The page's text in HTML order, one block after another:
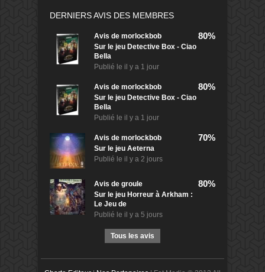
DERNIERS AVIS DES MEMBRES
Avis de morlockbob
Sur le jeu Detective Box - Ciao
Bella
Publié le il y a 1 jour
80%
Avis de morlockbob
Sur le jeu Detective Box - Ciao
Bella
Publié le il y a 1 jour
80%
Avis de morlockbob
Sur le jeu Aeterna
Publié le il y a 2 jours
70%
Avis de groule
Sur le jeu Horreur à Arkham :
Le Jeu de
Publié le il y a 5 jours
80%
Tous les avis